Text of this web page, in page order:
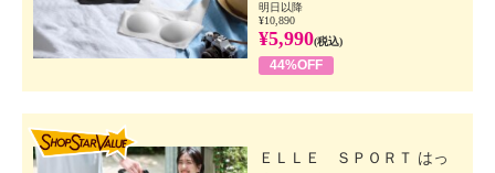
明日以降
¥10,890
¥5,990(税込)
44%OFF
ＥＬＬＥ ＳＰＯＲＴ はっ